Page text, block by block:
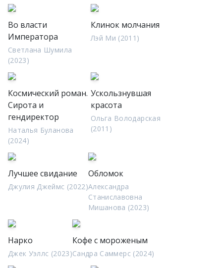
Во власти
Императора
Светлана Шумила
(2023)
Клинок молчания
Лэй Ми (2011)
Космический роман.
Сирота и
гендиректор
Наталья Буланова
(2024)
Ускользнувшая
красота
Ольга Володарская
(2011)
Лучшее свидание
Джулия Джеймс (2022)
Обломок
Александра
Станиславовна
Мишанова (2023)
Нарко
Джек Уэллс (2023)
Кофе с мороженым
Сандра Саммерс (2024)